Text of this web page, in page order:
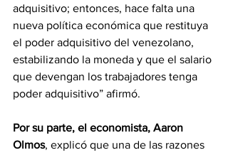
adquisitivo; entonces, hace falta una
nueva política económica que restituya
el poder adquisitivo del venezolano,
estabilizando la moneda y que el salario
que devengan los trabajadores tenga
poder adquisitivo” afirmó.
Por su parte, el economista, Aaron
Olmos, explicó que una de las razones